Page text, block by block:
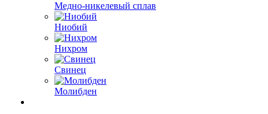
Медно-никелевый сплав
Ниобий
Нихром
Свинец
Молибден